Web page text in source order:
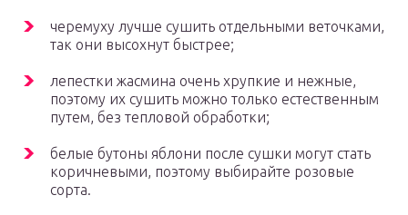
черемуху лучше сушить отдельными веточками,
так они высохнут быстрее;
лепестки жасмина очень хрупкие и нежные,
поэтому их сушить можно только естественным
путем, без тепловой обработки;
белые бутоны яблони после сушки могут стать
коричневыми, поэтому выбирайте розовые
сорта.